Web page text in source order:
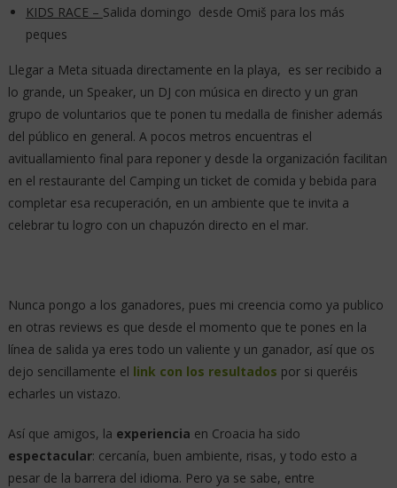
KIDS RACE – Salida domingo desde Omiš para los más
peques
Llegar a Meta situada directamente en la playa, es ser recibido a
lo grande, un Speaker, un DJ con música en directo y un gran
grupo de voluntarios que te ponen tu medalla de finisher además
del público en general. A pocos metros encuentras el
avituallamiento final para reponer y desde la organización facilitan
en el restaurante del Camping un ticket de comida y bebida para
completar esa recuperación, en un ambiente que te invita a
celebrar tu logro con un chapuzón directo en el mar.
Nunca pongo a los ganadores, pues mi creencia como ya publico
en otras reviews es que desde el momento que te pones en la
línea de salida ya eres todo un valiente y un ganador, así que os
dejo sencillamente el link con los resultados por si queréis
echarles un vistazo.
Así que amigos, la experiencia en Croacia ha sido
espectacular: cercanía, buen ambiente, risas, y todo esto a
pesar de la barrera del idioma. Pero ya se sabe, entre